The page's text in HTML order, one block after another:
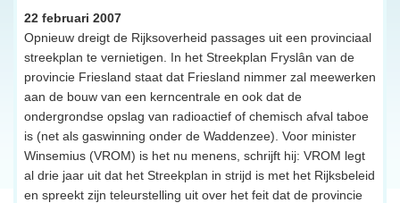
22 februari 2007
Opnieuw dreigt de Rijksoverheid passages uit een provinciaal
streekplan te vernietigen. In het Streekplan Fryslân van de
provincie Friesland staat dat Friesland nimmer zal meewerken
aan de bouw van een kerncentrale en ook dat de
ondergrondse opslag van radioactief of chemisch afval taboe
is (net als gaswinning onder de Waddenzee). Voor minister
Winsemius (VROM) is het nu menens, schrijft hij: VROM legt
al drie jaar uit dat het Streekplan in strijd is met het Rijksbeleid
en spreekt zijn teleurstelling uit over het feit dat de provincie